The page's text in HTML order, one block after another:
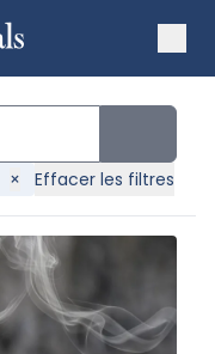
× Effacer les filtres